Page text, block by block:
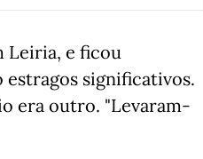
Leiria, e ficou
estragos significativos.
era outro. "Levaram-